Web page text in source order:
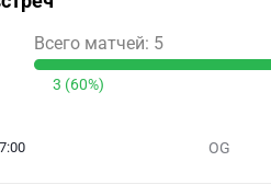
Всего матчей: 5
3 (60%)
OG